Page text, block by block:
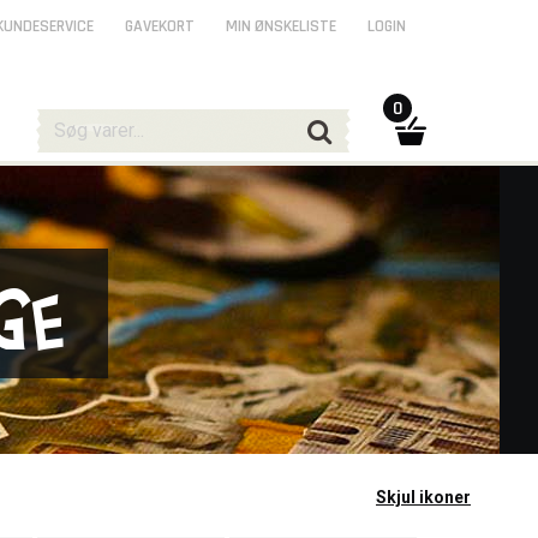
Skjul ikoner
GAVEKORT MIN ØNSKELISTE LOGIN
0